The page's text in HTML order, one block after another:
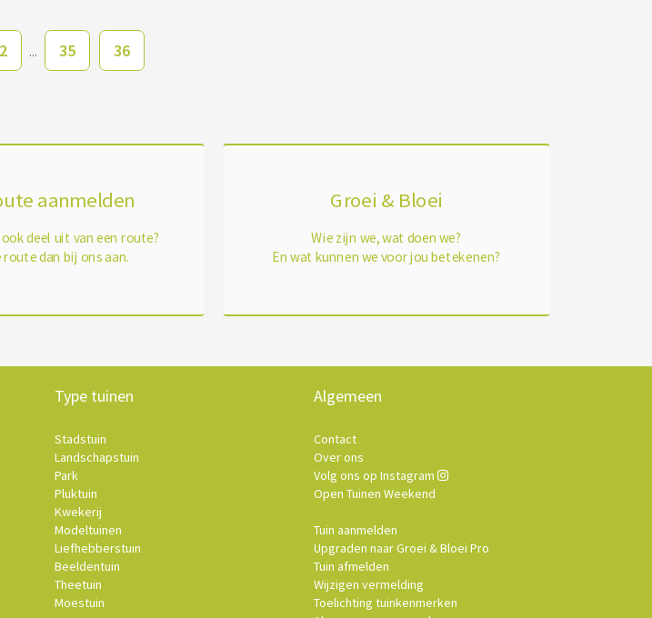
2 ... 35 36
aanmelden
deel uit van een route?
route dan bij ons aan.
Groei & Bloei
Wie zijn we, wat doen we?
En wat kunnen we voor jou betekenen?
Type tuinen
Stadstuin
Landschapstuin
Park
Pluktuin
Kwekerij
Modeltuinen
Liefhebberstuin
Beeldentuin
Theetuin
Moestuin
Algemeen
Contact
Over ons
Volg ons op Instagram
Open Tuinen Weekend
Tuin aanmelden
Upgraden naar Groei & Bloei Pro
Tuin afmelden
Wijzigen vermelding
Toelichting tuinkenmerken